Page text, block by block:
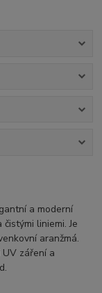
a moderní
liniemi. Je
aranžmá.
záření a